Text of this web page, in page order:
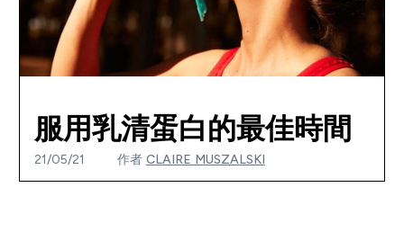
服用乳清蛋白的最佳時間
21/05/21 作者 CLAIRE MUSZALSKI